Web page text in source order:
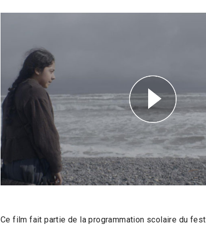
Ce film fait partie de la programmation scolaire du